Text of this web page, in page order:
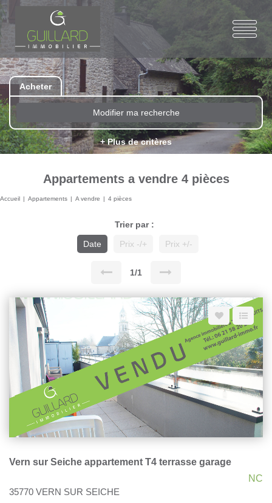
Acheter
Modifier ma recherche
+ Plus de critères
Appartements a vendre 4 pièces
Accueil Appartements A vendre 4 pièces
Trier par :
Date
Prix -/+ Prix +/-
1/1
Vern sur Seiche appartement T4 terrasse garage
NC
35770 VERN SUR SEICHE